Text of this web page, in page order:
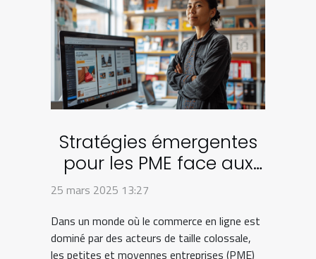
Stratégies émergentes
pour les PME face aux
géants du commerce
25 mars 2025 13:27
Dans un monde où le commerce en ligne est
dominé par des acteurs de taille colossale,
les petites et moyennes entreprises (PME)